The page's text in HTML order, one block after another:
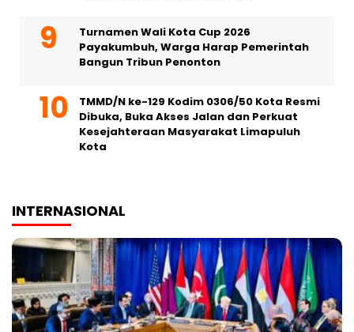
Turnamen Wali Kota Cup 2026
Payakumbuh, Warga Harap Pemerintah
Bangun Tribun Penonton
TMMD/N ke-129 Kodim 0306/50 Kota Resmi
Dibuka, Buka Akses Jalan dan Perkuat
Kesejahteraan Masyarakat Limapuluh
Kota
INTERNASIONAL